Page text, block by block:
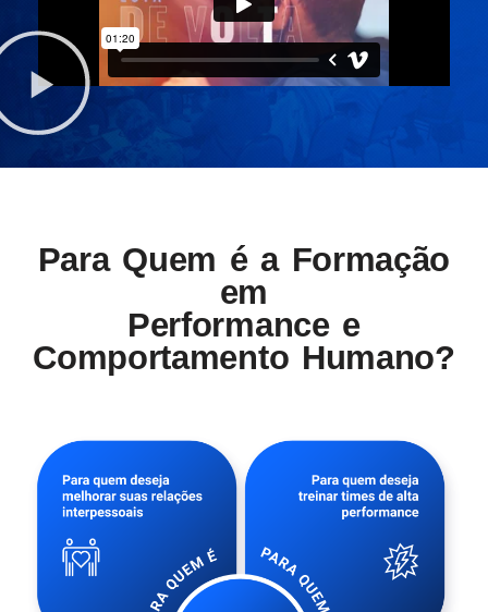
Para Quem é a Formação
em
Performance e
Comportamento Humano?